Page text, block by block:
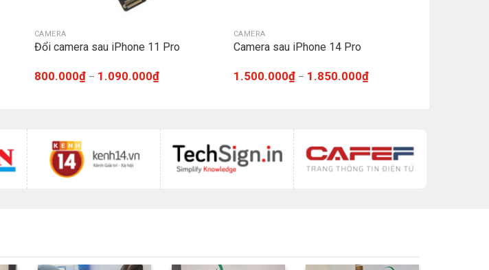
CAMERA
Đổi camera sau iPhone 11 Pro
800.000₫– 1.090.000₫
CAMERA
Camera sau iPhone 14 Pro
1.500.000₫– 1.850.000₫